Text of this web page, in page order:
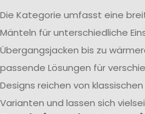
Die Kategorie umfasst eine
Mänteln für unterschiedliche
Übergangsjacken bis zu
passende Lösungen für
Designs reichen von
Varianten und lassen sich